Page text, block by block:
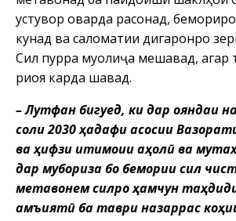
устувор оварда расонад,
кунад ва саломатии дигаронро
Сил пурра муолиҷа мешавад, агар
риоя карда шавад.
– Лутфан бигуед, ки дар ояндаи
соли 2030 ҳадафи асосии
ва ҳифзи иҷтимоии аҳолӣ ва
дар мубориза бо бемории сил
метавонем силро ҳамчун
ҷамъиятӣ ба таври назаррас